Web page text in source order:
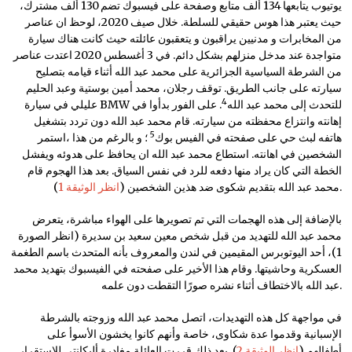
يوتيوب يتابعها 134 ألف متابع وصفحة على فيسبوك تضم 130 ألف مشترك،
حيث يعتبر هذا هوس حقيقي للسلطة. خلال صيف 2020، لوحظ ان عناصر
من المخابرات و مدنيين يراقبون و يتعقبون عائلته حيث كانت هناك سيارة
متواجدة عند مدخل منزلهم بشكل دائم. في 3 أغسطس 2020 اعتدت عناصر
من الشرطة السياسية الجزائرية على محمد عبد الله أثناء قيامه بتصليح
سيارته على جانب الطريق. توقف رجلان، محمد أمين بوستية وعبد الحليم
عليلي في سيارة BMW للتحدث إلى محمد عبد الله4. على الفور بدأوا في
إهانته وانتزاع محفظته من سيارته. قام محمد عبد الله دون تردد بتشغيل
هاتفه لبث حي على صفحته في الفيس بوك5 ؛ و بالرغم من هذا ،استمر
الشخصين في اهانته. استطاع محمد عبد الله ان يحافظ على هدوئه ويفشل
الخطة التي كان يراد منها دفعه للرد في نفس السياق. بعد هذا الهجوم قام
محمد عبد الله بتقديم شكوى ضد هذين الشخصين (انظر الوثيقة 1 ).
بالإضافة إلى هذه الهجمات التي تم تصويرها على الهواء مباشرة، يتعرض
محمد عبد الله للتهديد من قبل شخص معين سعيد بن سديرة (انظر الصورة
1)، أحد اليوتوبرس المقيمين في لندن والمعروف بأنه المتحدث باسم الطغمة
العسكرية وحاشيتها. وقام هذا الأخير على صفحته في الفيسبوك بتهديد محمد
عبد الله بالاختطاف أثناء نشره صورًا التقطت دون علمه.
في مواجهة كل هذه التهديدات، اتصل محمد عبد الله وزوجته بالشرطة
الإسبانية وقدموا عدة شكاوى، خاصة وأنهم كانوا يخشون الأسوأ على